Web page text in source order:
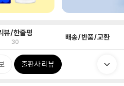
뷰/한줄평
30 배송/반품/교환
출판사 리뷰